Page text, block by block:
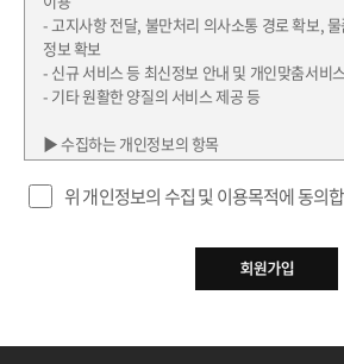
위 개인정보의 수집 및 이용목적에 동의